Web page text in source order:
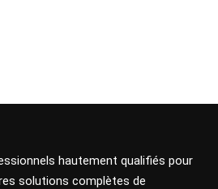
hautement qualifiés pour
solutions complètes de